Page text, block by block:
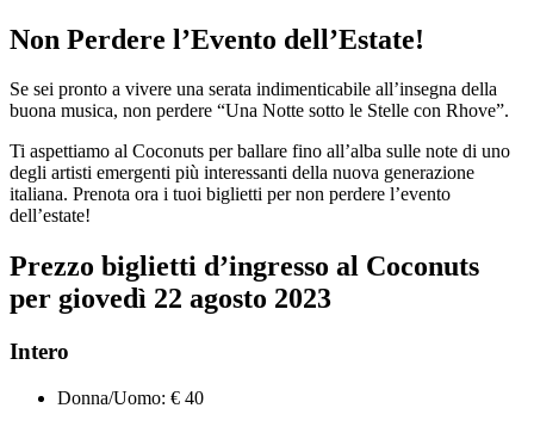
Non Perdere l’Evento dell’Estate!
Se sei pronto a vivere una serata indimenticabile all’insegna della
buona musica, non perdere “Una Notte sotto le Stelle con Rhove”.
Ti aspettiamo al Coconuts per ballare fino all’alba sulle note di uno
degli artisti emergenti più interessanti della nuova generazione
italiana. Prenota ora i tuoi biglietti per non perdere l’evento
dell’estate!
Prezzo biglietti d’ingresso al Coconuts
per giovedì 22 agosto 2023
Intero
Donna/Uomo: € 40